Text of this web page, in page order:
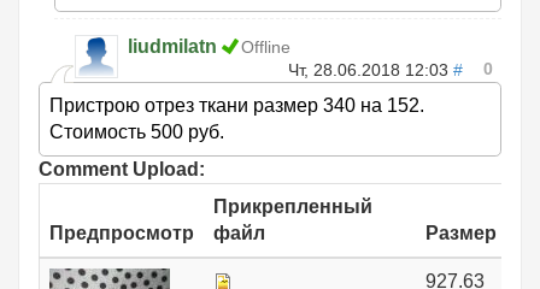
liudmilatn
Offline
Чт, 28.06.2018 12:03 # 0
Пристрою отрез ткани размер 340 на 152.
Стоимость 500 руб.
Comment Upload:
Предпросмотр
Прикрепленный
файл
Размер
927.63